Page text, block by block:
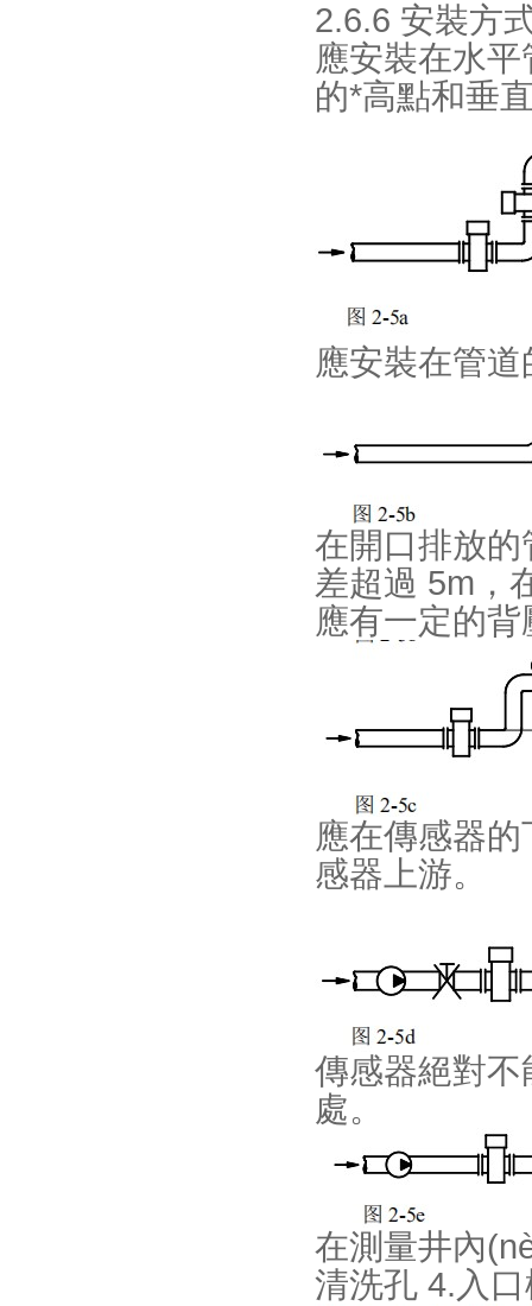
2.6.6 安裝方
應安裝在水平
的*高點和垂
應安裝在管道的
在開口排放的
差超過 5m，
應有一定的背壓
應在傳感器
感器上游。
傳感器絕對不
處。
在測量井內
清洗孔 4.入